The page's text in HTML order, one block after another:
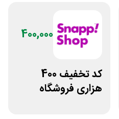
400,000
کد تخفیف 400
هزاری فروشگاه